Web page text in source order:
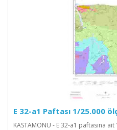
E 32-a1 Paftası 1/25.000
KASTAMONU - E 32-a1 paftasına